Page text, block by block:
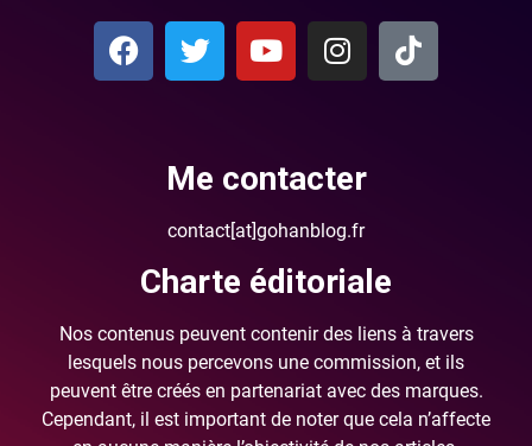
Me contacter
contact[at]gohanblog.fr
Charte éditoriale
Nos contenus peuvent contenir des liens à travers
lesquels nous percevons une commission, et ils
peuvent être créés en partenariat avec des marques.
Cependant, il est important de noter que cela n’affecte